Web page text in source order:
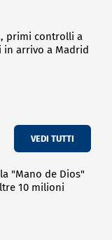
primi controlli a
arrivo a Madrid
VEDI TUTTI
"Mano de Dios"
10 milioni